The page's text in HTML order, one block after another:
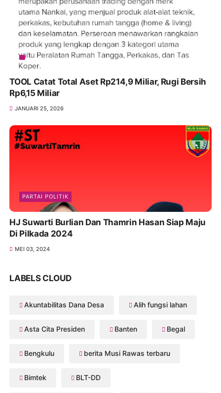
TOOL Catat Total Aset Rp214,9 Miliar, Rugi Bersih
Rp6,15 Miliar
JANUARI 25, 2026
PARTAI POLITIK
HJ Suwarti Burlian Dan Thamrin Hasan Siap Maju
Di Pilkada 2024
MEI 03, 2024
LABELS CLOUD
Akuntabilitas Dana Desa Alih fungsi lahan
Asta Cita Presiden Banten Begal
Bengkulu berita Musi Rawas terbaru
Bimtek BLT-DD